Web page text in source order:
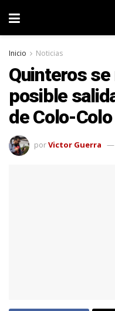
Inicio Noticias
Quinteros
posible
de Colo-Colo
porVictor Guerra